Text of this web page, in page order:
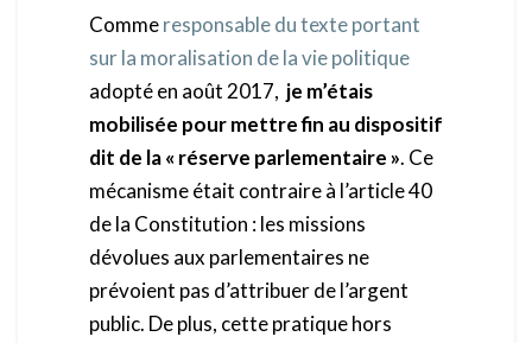
Commeresponsable du texte portant
sur la moralisation de la vie politique
adopté en août 2017, je m’étais
mobilisée pour mettre fin au dispositif
dit de la « réserve parlementaire ». Ce
mécanisme était contraire à l’article 40
de la Constitution : les missions
dévolues aux parlementaires ne
prévoient pas d’attribuer de l’argent
public. De plus, cette pratique hors